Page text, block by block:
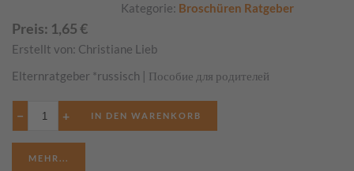
Kategorie: Broschüren Ratgeber
Preis: 1,65€
Erstellt von: Christiane Lieb
Elternratgeber *russisch | Пособие для родителей
− +
MEHR...